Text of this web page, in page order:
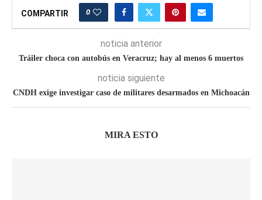
COMPARTIR 0
noticia anterior
Tráiler choca con autobús en Veracruz; hay al menos 6 muertos
noticia siguiente
CNDH exige investigar caso de militares desarmados en Michoacán
MIRA ESTO